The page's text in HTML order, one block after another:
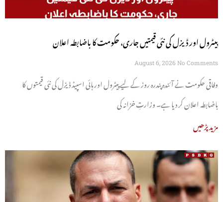
پیٹرول اور ڈیزل کی نئی قیمتیں جاری، حکومت کا باضابطہ اعلان
August 6, 2026 No Comments
وفاقی حکومت نے آئندہ پندرہ روز کے لیے پیٹرول اور ہائی اسپیڈ ڈیزل کی نئی قیمتوں کا
باضابطہ اعلان کر دیا ہے۔ وزارتِ خزانہ کی
مزید پڑھیں